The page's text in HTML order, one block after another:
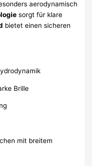
aerodynamisch
sorgt für klare
bietet einen sicheren
Brille
mit breitem